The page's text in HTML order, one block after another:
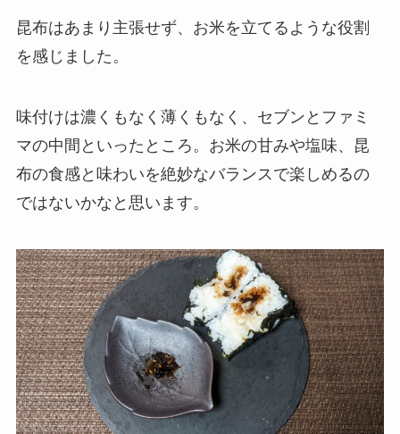
昆布はあまり主張せず、お米を立てるような役割
を感じました。
味付けは濃くもなく薄くもなく、セブンとファミ
マの中間といったところ。お米の甘みや塩味、昆
布の食感と味わいを絶妙なバランスで楽しめるの
ではないかなと思います。